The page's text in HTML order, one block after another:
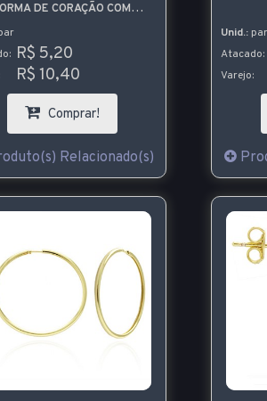
DE CORAÇÃO COM
R$ 5,20
R$ 10,40
Comprar!
Relacionado(s)
Unid.: par
Atacado:
Varejo: